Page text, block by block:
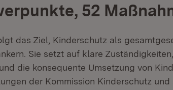
52
das Ziel, Kinderschutz als
Sie setzt auf klare
die konsequente Umsetzung von
der Kommission Kinderschutz und